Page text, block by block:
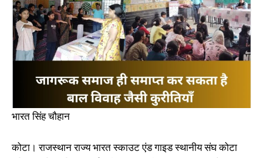
भारत सिंह चौहान
कोटा। राजस्थान राज्य भारत स्काउट एंड गाइड स्थानीय संघ कोटा